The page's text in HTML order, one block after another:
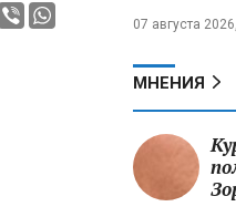
07 августа
МНЕНИЯ